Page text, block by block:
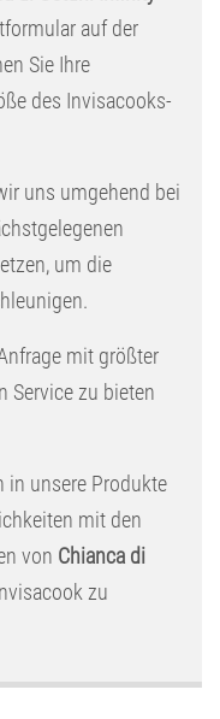
auf der
Sie Ihre
des Invisacooks-
uns umgehend bei
um die
mit größter
Service zu bieten
in unsere Produkte
mit den
von Chianca di
zu